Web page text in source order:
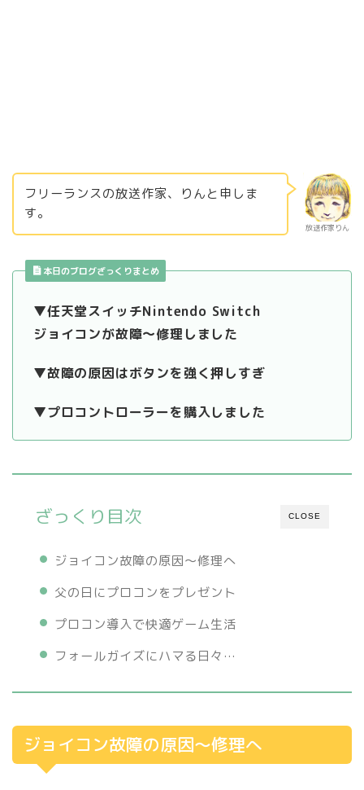
放送作家りん
フリーランスの放送作家、りんと申しま
す。
本日のブログざっくりまとめ
▼任天堂スイッチNintendo Switch
ジョイコンが故障～修理しました
▼故障の原因はボタンを強く押しすぎ
▼プロコントローラーを購入しました
CLOSE
ざっくり目次
ジョイコン故障の原因～修理へ
父の日にプロコンをプレゼント
プロコン導入で快適ゲーム生活
フォールガイズにハマる日々…
ジョイコン故障の原因～修理へ